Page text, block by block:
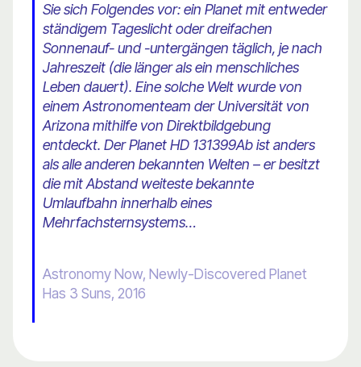
Sie sich Folgendes vor: ein Planet mit entweder
ständigem Tageslicht oder dreifachen
Sonnenauf- und -untergängen täglich, je nach
Jahreszeit (die länger als ein menschliches
Leben dauert). Eine solche Welt wurde von
einem Astronomenteam der Universität von
Arizona mithilfe von Direktbildgebung
entdeckt. Der Planet HD 131399Ab ist anders
als alle anderen bekannten Welten – er besitzt
die mit Abstand weiteste bekannte
Umlaufbahn innerhalb eines
Mehrfachsternsystems…
Astronomy Now, Newly-Discovered Planet
Has 3 Suns, 2016